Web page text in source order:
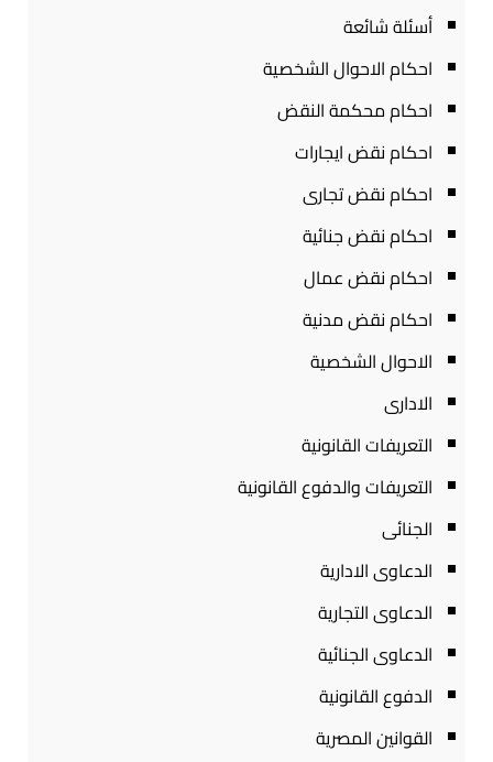
أسئلة شائعة
احكام الاحوال الشخصية
احكام محكمة النقض
احكام نقض ايجارات
احكام نقض تجارى
احكام نقض جنائية
احكام نقض عمال
احكام نقض مدنية
الاحوال الشخصية
الادارى
التعريفات القانونية
التعريفات والدفوع القانونية
الجنائى
الدعاوى الادارية
الدعاوى التجارية
الدعاوى الجنائية
الدفوع القانونية
القوانين المصرية